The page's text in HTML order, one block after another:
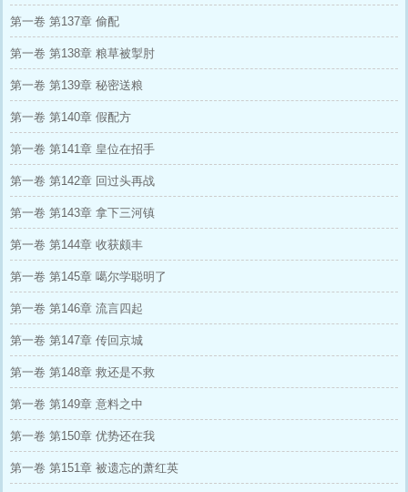
第一卷 第137章 偷配
第一卷 第138章 粮草被掣肘
第一卷 第139章 秘密送粮
第一卷 第140章 假配方
第一卷 第141章 皇位在招手
第一卷 第142章 回过头再战
第一卷 第143章 拿下三河镇
第一卷 第144章 收获颇丰
第一卷 第145章 噶尔学聪明了
第一卷 第146章 流言四起
第一卷 第147章 传回京城
第一卷 第148章 救还是不救
第一卷 第149章 意料之中
第一卷 第150章 优势还在我
第一卷 第151章 被遗忘的萧红英